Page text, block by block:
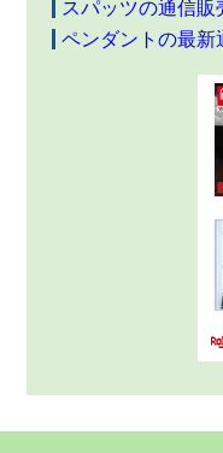
スパッツの通信販
ペンダントの最新